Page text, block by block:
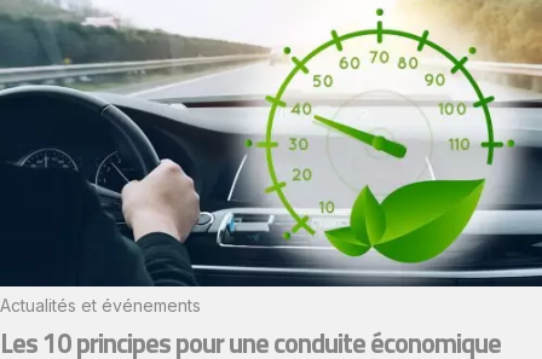
Actualités et événements
Les 10 principes pour une conduite économique